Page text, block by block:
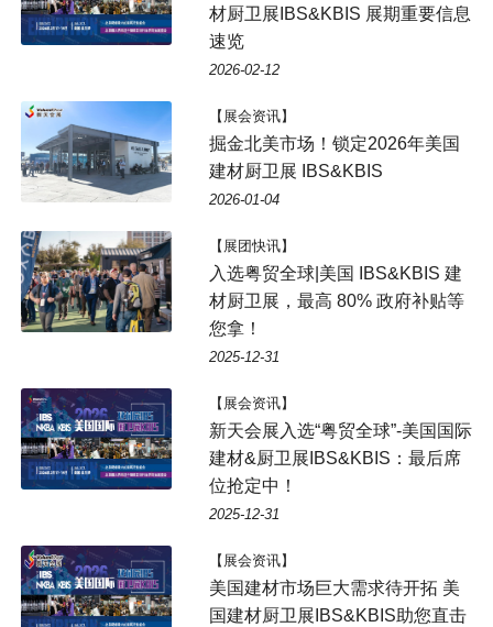
材厨卫展IBS&KBIS 展期重要信息
速览
2026-02-12
【展会资讯】
掘金北美市场！锁定2026年美国
建材厨卫展 IBS&KBIS
2026-01-04
【展团快讯】
入选粤贸全球|美国 IBS&KBIS 建
材厨卫展，最高 80% 政府补贴等
您拿！
2025-12-31
【展会资讯】
新天会展入选“粤贸全球”-美国国际
建材&厨卫展IBS&KBIS：最后席
位抢定中！
2025-12-31
【展会资讯】
美国建材市场巨大需求待开拓 美
国建材厨卫展IBS&KBIS助您直击